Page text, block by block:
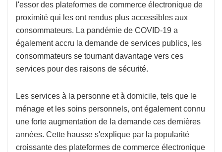
l'essor des plateformes de commerce électronique de
proximité qui les ont rendus plus accessibles aux
consommateurs. La pandémie de COVID-19 a
également accru la demande de services publics, les
consommateurs se tournant davantage vers ces
services pour des raisons de sécurité.
Les services à la personne et à domicile, tels que le
ménage et les soins personnels, ont également connu
une forte augmentation de la demande ces dernières
années. Cette hausse s'explique par la popularité
croissante des plateformes de commerce électronique